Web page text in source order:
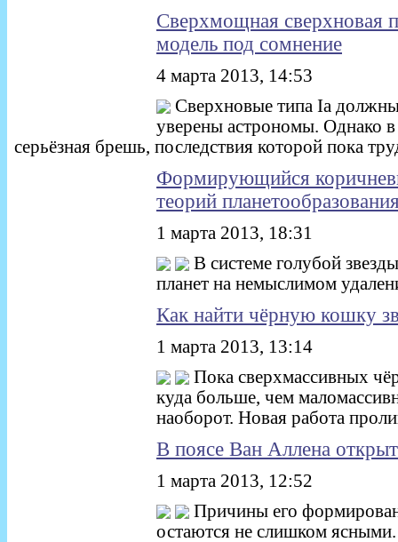
Сверхмощная сверхновая
модель под сомнение
4 марта 2013, 14:53
Сверхновые типа Ia
уверены астрономы. Однако
серьёзная брешь, последствия которой пока
Формирующийся
теорий
1 марта 2013, 18:31
В системе голубой
планет на немыслимом
Как найти чёрную кошку
1 марта 2013, 13:14
Пока сверхмассивных
куда больше, чем
наоборот. Новая работа
В поясе Ван Аллена
1 марта 2013, 12:52
Причины его
остаются не слишком ясными.